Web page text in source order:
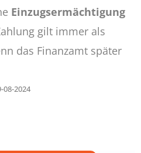
Einzugsermächtigung
gilt immer als
das Finanzamt später
2024